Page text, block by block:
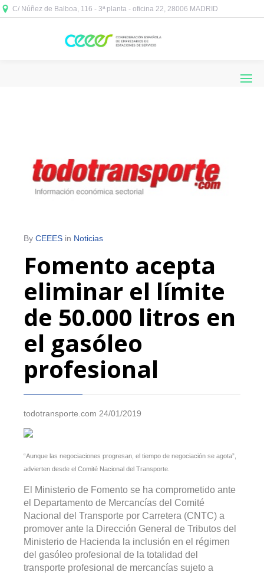
C/ Núñez de Balboa, 116 - 3ª planta - oficina 22, 28006 MADRID
By CEEES in Noticias
Fomento acepta
eliminar el límite
de 50.000 litros en
el gasóleo
profesional
todotransporte.com 24/01/2019
“Aunque las negociaciones progresan, el tiempo de negociación se agota”,
advierten desde el Comité Nacional del Transporte.
El Ministerio de Fomento se ha comprometido ante
el Departamento de Mercancías del Comité
Nacional del Transporte por Carretera (CNTC) a
promover ante la Dirección General de Tributos del
Ministerio de Hacienda la inclusión en el régimen
del gasóleo profesional de la totalidad del
transporte profesional de mercancías sujeto a